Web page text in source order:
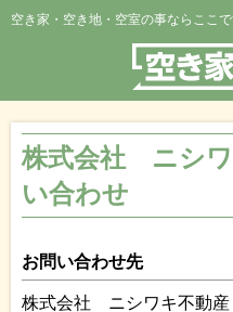
空き家・空き地・空室の事ならここ
株式会社 ニシワ
い合わせ
お問い合わせ先
株式会社 ニシワキ不動産